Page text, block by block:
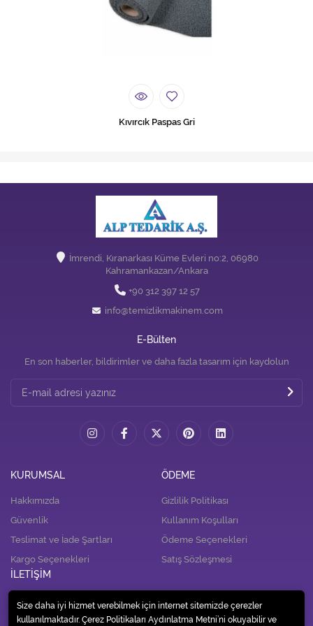
Kıvırcık Paspas Gri
İmrendi, Kıranarkası Küme Evleri no:2, 06980
Kahramankazan/Ankara
+90 312 397 12 57
info@temizlikmakinem.com
E-Bülten
En son haberler, bildirimler ve daha fazla tasarım için kaydolun
KURUMSAL
Hakkımızda
Güvenlik
Teslimat ve İade Şartları
Kargo Seçenekleri
ÖDEME
Gizlilik Politikası
Kullanım Koşulları
Ödeme Seçenekleri
Satış Sözleşmesi
İLETİŞİM
İletişim
Size daha iyi hizmet verebilmek için internet sitemizde çerezler
kullanılmaktadır. Çerez Politikaları Aydınlatma Metni’ni okuyabilir ve